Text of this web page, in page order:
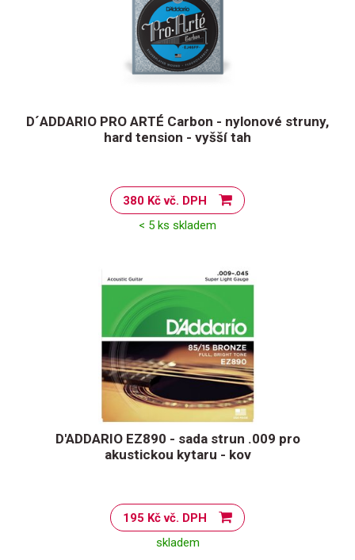
D´ADDARIO PRO ARTÉ Carbon - nylonové struny,
hard tension - vyšší tah
380 Kč vč. DPH
< 5 ks skladem
D'ADDARIO EZ890 - sada strun .009 pro
akustickou kytaru - kov
195 Kč vč. DPH
skladem